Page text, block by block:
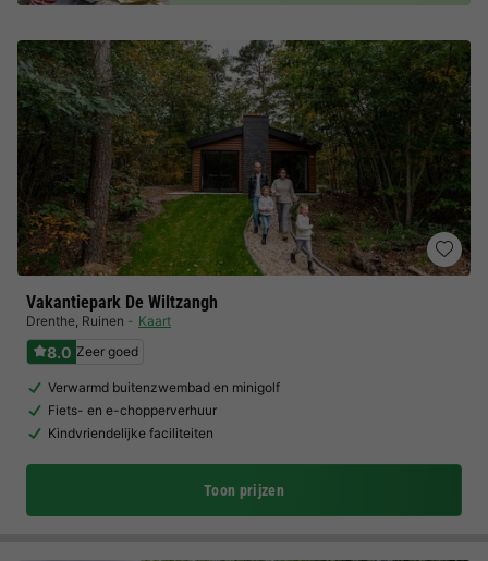
Vakantiepark De Wiltzangh
Drenthe, Ruinen Kaart
8.0 Zeer goed
Verwarmd buitenzwembad en minigolf
Fiets- en e-chopperverhuur
Kindvriendelijke faciliteiten
Toon prijzen